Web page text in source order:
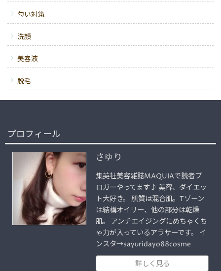
匂い対策
洗顔
美容液
脱毛
プロフィール
さゆり
集英社美容雑誌MAQUIAで読者ブ
ロガーやってます♪ 美容、ダイエッ
ト大好き。 肌質は混合肌。Tゾーン
は結構オイリー、他の部分は乾燥
肌。 アンチエイジングにめちゃくち
ゃ力が入っているアラサーです。 イ
ンスタ→sayuridayo88cosme
詳しく見る